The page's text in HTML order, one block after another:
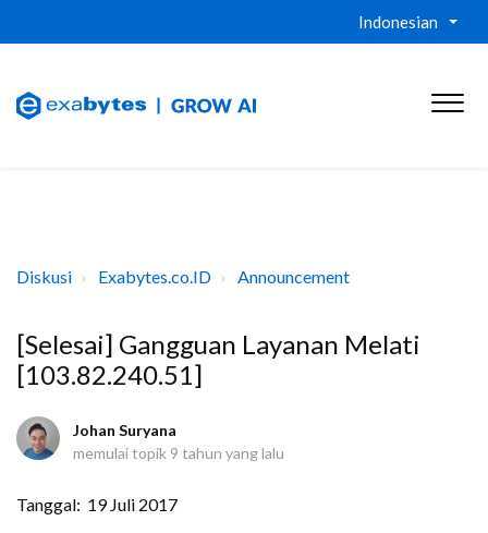
Indonesian
Diskusi Exabytes.co.ID Announcement
[Selesai] Gangguan Layanan Melati
[103.82.240.51]
Johan Suryana
memulai topik 9 tahun yang lalu
Tanggal: 19 Juli 2017